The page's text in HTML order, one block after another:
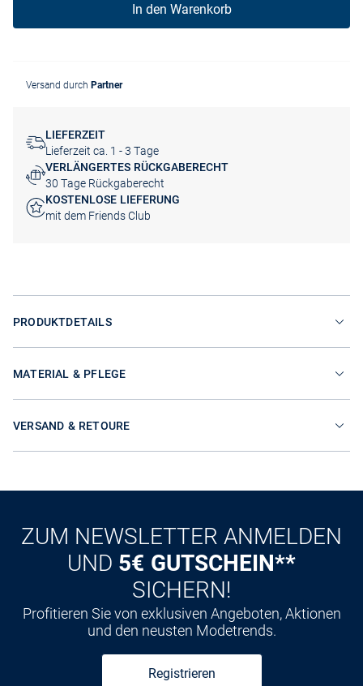
In den Warenkorb
Versand durch Partner
LIEFERZEIT
Lieferzeit ca. 1 - 3 Tage
VERLÄNGERTES RÜCKGABERECHT
30 Tage Rückgaberecht
KOSTENLOSE LIEFERUNG
mit dem Friends Club
PRODUKTDETAILS
MATERIAL & PFLEGE
VERSAND & RETOURE
ZUM NEWSLETTER ANMELDEN
UND 5€ GUTSCHEIN**
SICHERN!
Profitieren Sie von exklusiven Angeboten, Aktionen
und den neusten Modetrends.
Registrieren